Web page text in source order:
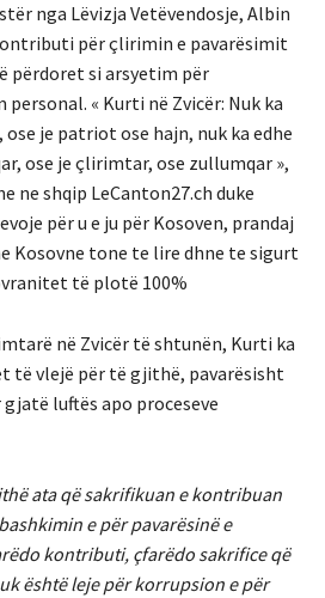
nga Lëvizja Vetëvendosje, Albin
për çlirimin e pavarësimit
përdoret si arsyetim për
« Kurti në Zvicër: Nuk ka
je patriot ose hajn, nuk ka edhe
ose je çlirimtar, ose zullumqar »,
ne shqip LeCanton27.ch duke
për u e ju për Kosoven, prandaj
Kosovne tone te lire dhne te sigurt
të plotë 100%
në Zvicër të shtunën, Kurti ka
të vlejë për të gjithë, pavarësisht
luftës apo proceseve
ata që sakrifikuan e kontribuan
e për pavarësinë e
kontributi, çfarëdo sakrifice që
është leje për korrupsion e për